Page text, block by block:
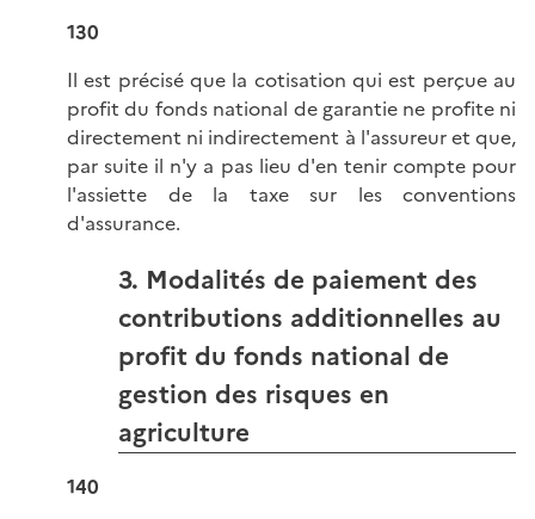
130
Il est précisé que la cotisation qui est perçue au
profit du fonds national de garantie ne profite ni
directement ni indirectement à l'assureur et que,
par suite il n'y a pas lieu d'en tenir compte pour
l'assiette de la taxe sur les conventions
d'assurance.
3. Modalités de paiement des
contributions additionnelles au
profit du fonds national de
gestion des risques en
agriculture
140